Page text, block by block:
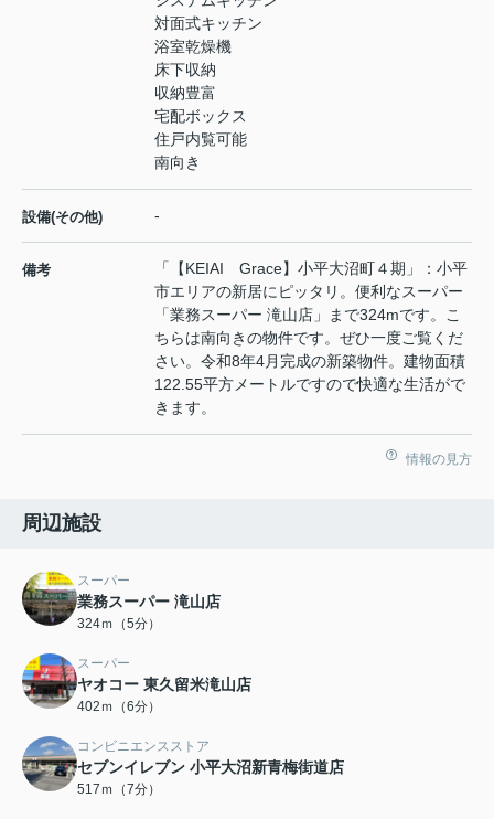
対面式キッチン
浴室乾燥機
床下収納
収納豊富
宅配ボックス
住戸内覧可能
南向き
設備(その他) -
備考
「【KEIAI Grace】小平大沼町４期」：小平
市エリアの新居にピッタリ。便利なスーパー
「業務スーパー 滝山店」まで324mです。こ
ちらは南向きの物件です。ぜひ一度ご覧くだ
さい。令和8年4月完成の新築物件。建物面積
122.55平方メートルですので快適な生活がで
きます。
情報の見方
周辺施設
スーパー
業務スーパー 滝山店
324ｍ（5分）
スーパー
ヤオコー 東久留米滝山店
402ｍ（6分）
コンビニエンスストア
セブンイレブン 小平大沼新青梅街道店
517ｍ（7分）